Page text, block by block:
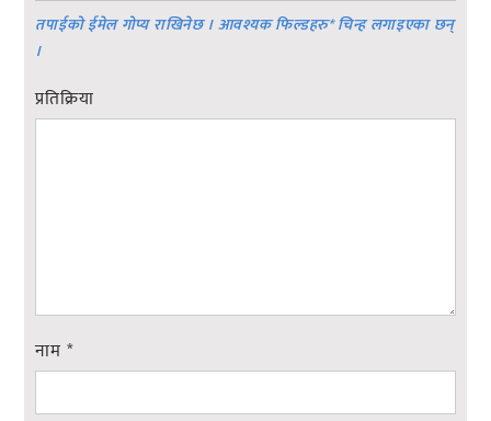
तपाईको ईमेल गोप्य राखिनेछ । आवश्यक फिल्डहरु*चिन्ह लगाइएका छन्
।
प्रतिक्रिया
नाम *